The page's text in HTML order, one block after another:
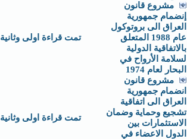
مشروع قانون
إنضمام جمهورية
العراق الى بروتوكول
عام 1988 المتعلق
بالاتفاقية الدولية
لسلامة الأرواح في
البحار لعام 1974
تمت قراءة اولى وثانية
مشروع قانون
انضمام جمهورية
العراق الى اتفاقية
تشجيع وحماية وضمان
الاستثمارات بين
الدول الاعضاء في
تمت قراءة اولى وثانية